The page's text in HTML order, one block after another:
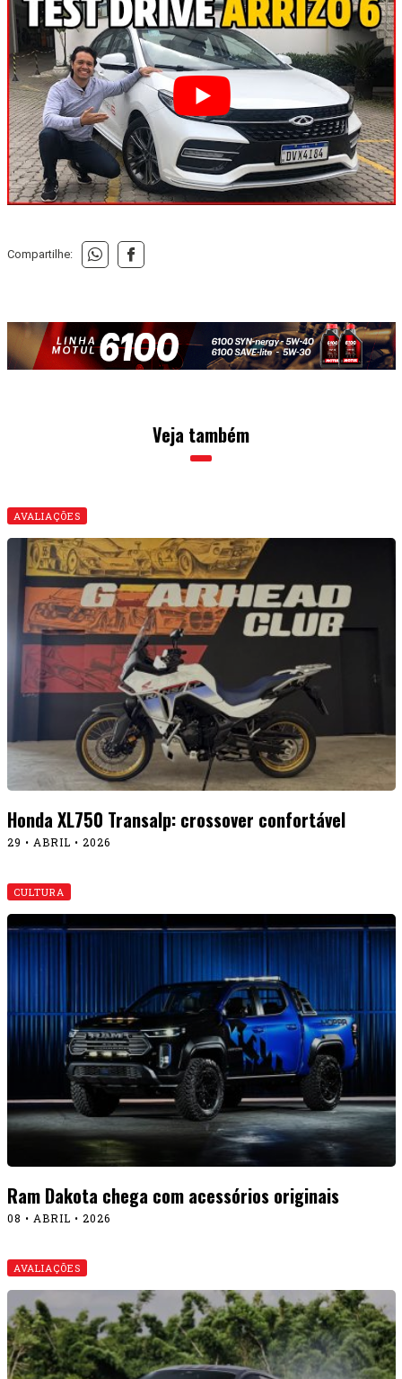
Compartilhe:
Veja também
AVALIAÇÕES
Honda XL750 Transalp: crossover confortável
29 • ABRIL • 2026
CULTURA
Ram Dakota chega com acessórios originais
08 • ABRIL • 2026
AVALIAÇÕES